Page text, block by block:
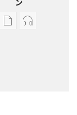
出
オー